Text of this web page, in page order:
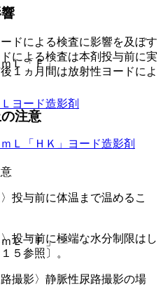
Ｌ「Ｆ」
ヨード造影剤
Ｌ「ＨＫ」
ヨード造影剤
Ｌ「Ｆ」
ドによる検査に影響を及ぼす
による検査は本剤投与前に実
１ヵ月間は放射性ヨードによ
注意
投与前に体温まで温めるこ
投与前に極端な水分制限はし
５参照〕。
撮影〉静脈性尿路撮影の場